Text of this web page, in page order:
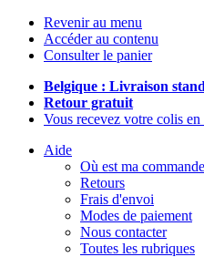
Revenir au menu
Accéder au contenu
Consulter le panier
Belgique : Livraison
Retour gratuit
Vous recevez votre colis
Aide
Où est ma
Retours
Frais d'envoi
Modes de paiement
Nous contacter
Toutes les rubriques